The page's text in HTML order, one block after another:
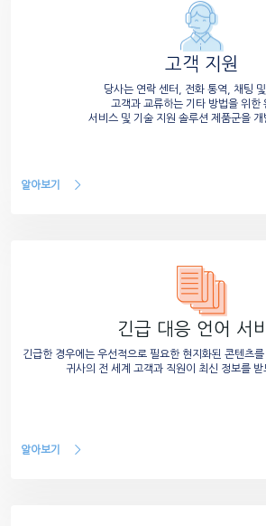
고객 지원
당사는 연락 센터, 전화 통역, 채팅 및
고객과 교류하는 기타 방법을 위한
서비스 및 기술 지원 솔루션 제품군을 개
알아보기
긴급 대응 언어 서
긴급한 경우에는 우선적으로 필요한 현지화된 콘텐츠
귀사의 전 세계 고객과 직원이 최신 정보를 받
알아보기